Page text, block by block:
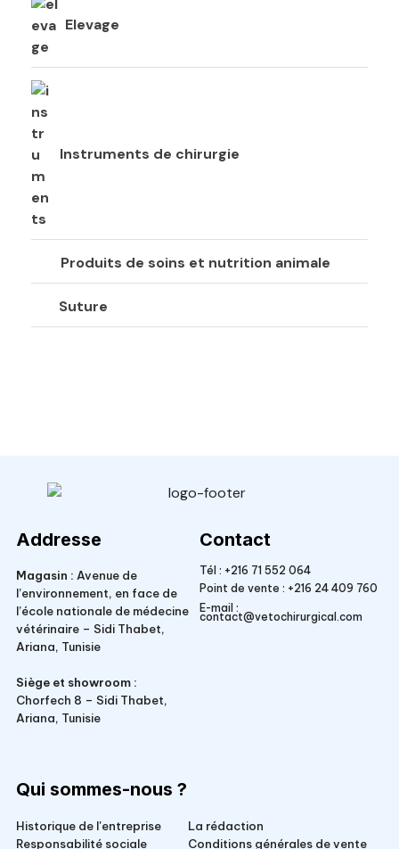
Elevage
Instruments de chirurgie
Produits de soins et nutrition animale
Suture
Addresse
Magasin : Avenue de
l’environnement, en face de
l’école nationale de médecine
vétérinaire – Sidi Thabet,
Ariana, Tunisie
Siège et showroom :
Chorfech 8 – Sidi Thabet,
Ariana, Tunisie
Contact
Tél : +216 71 552 064
Point de vente : +216 24 409 760
E-mail :
contact@vetochirurgical.com
Qui sommes-nous ?
Historique de l'entreprise
Responsabilité sociale
La rédaction
Conditions générales de vente